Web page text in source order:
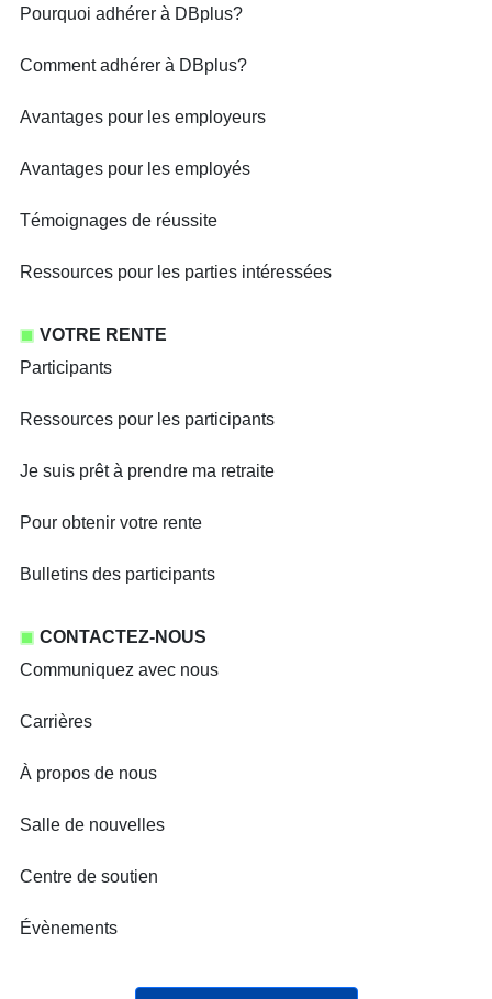
Pourquoi adhérer à DBplus?
Comment adhérer à DBplus?
Avantages pour les employeurs
Avantages pour les employés
Témoignages de réussite
Ressources pour les parties intéressées
VOTRE RENTE
Participants
Ressources pour les participants
Je suis prêt à prendre ma retraite
Pour obtenir votre rente
Bulletins des participants
CONTACTEZ-NOUS
Communiquez avec nous
Carrières
À propos de nous
Salle de nouvelles
Centre de soutien
Évènements